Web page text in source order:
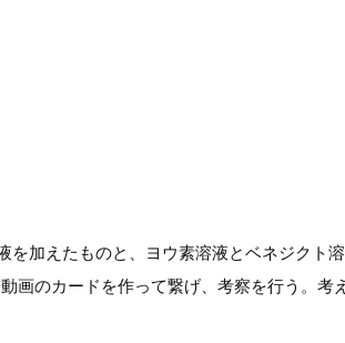
加えたものと、ヨウ素溶液とベネジクト
のカードを作って繋げ、考察を行う。考